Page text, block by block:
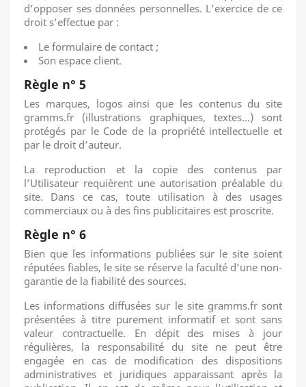
d’opposer ses données personnelles. L’exercice de ce
droit s’effectue par :
Le formulaire de contact ;
Son espace client.
Règle n° 5
Les marques, logos ainsi que les contenus du site
gramms.fr (illustrations graphiques, textes…) sont
protégés par le Code de la propriété intellectuelle et
par le droit d’auteur.
La reproduction et la copie des contenus par
l’Utilisateur requièrent une autorisation préalable du
site. Dans ce cas, toute utilisation à des usages
commerciaux ou à des fins publicitaires est proscrite.
Règle n° 6
Bien que les informations publiées sur le site soient
réputées fiables, le site se réserve la faculté d’une non-
garantie de la fiabilité des sources.
Les informations diffusées sur le site gramms.fr sont
présentées à titre purement informatif et sont sans
valeur contractuelle. En dépit des mises à jour
régulières, la responsabilité du site ne peut être
engagée en cas de modification des dispositions
administratives et juridiques apparaissant après la